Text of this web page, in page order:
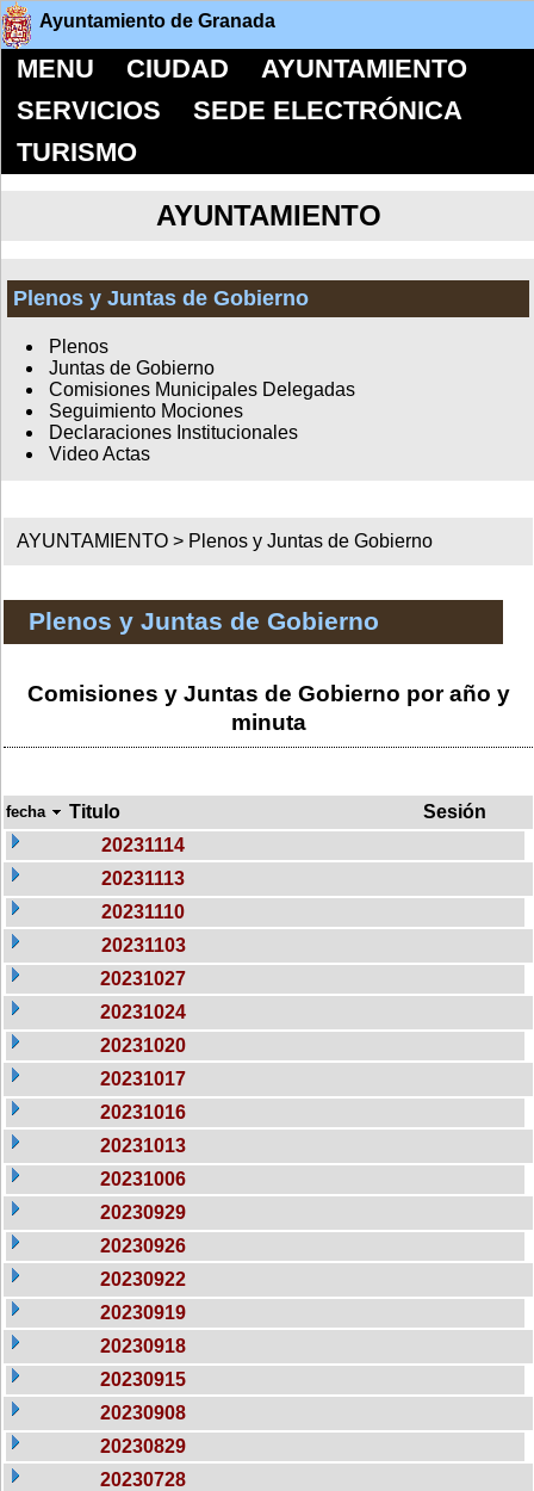
Ayuntamiento de Granada
MENU CIUDAD
AYUNTAMIENTO
SERVICIOS
SEDE ELECTRÓNICA
TURISMO
AYUNTAMIENTO
Plenos y Juntas de Gobierno
Plenos
Juntas de Gobierno
Comisiones Municipales Delegadas
Seguimiento Mociones
Declaraciones Institucionales
Video Actas
AYUNTAMIENTO > Plenos y Juntas de Gobierno
Plenos y Juntas de Gobierno
Comisiones y Juntas de Gobierno por año y
minuta
fecha Titulo
Sesión
20231114
20231113
20231110
20231103
20231027
20231024
20231020
20231017
20231016
20231013
20231006
20230929
20230926
20230922
20230919
20230918
20230915
20230908
20230829
20230728